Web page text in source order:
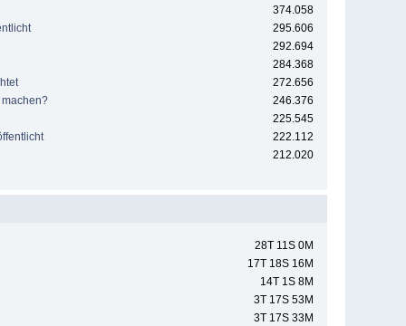
374.058
295.606
292.694
284.368
272.656
246.376
225.545
222.112
212.020
28T 11S 0M
17T 18S 16M
14T 1S 8M
3T 17S 53M
3T 17S 33M